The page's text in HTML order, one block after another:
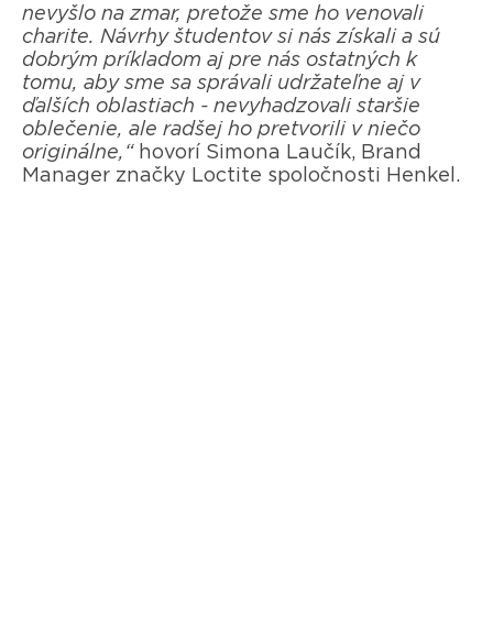
nevyšlo na zmar, pretože sme ho venovali
charite. Návrhy študentov si nás získali a sú
dobrým príkladom aj pre nás ostatných k
tomu, aby sme sa správali udržateľne aj v
ďalších oblastiach - nevyhadzovali staršie
oblečenie, ale radšej ho pretvorili v niečo
originálne,“ hovorí Simona Laučík, Brand
Manager značky Loctite spoločnosti Henkel.